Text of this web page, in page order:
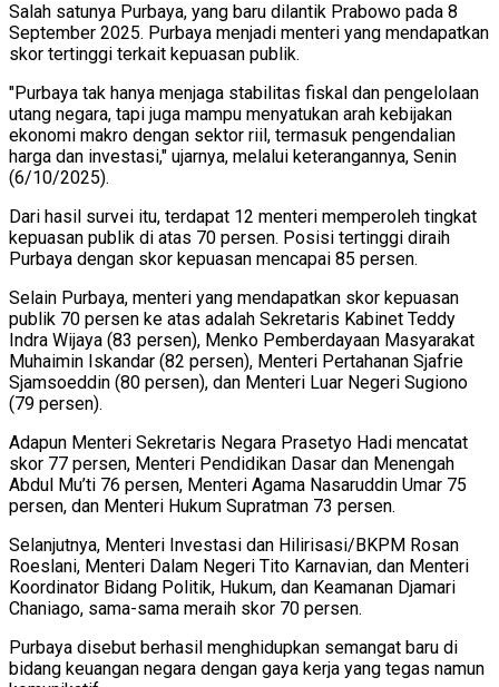
Salah satunya Purbaya, yang baru dilantik Prabowo pada 8
September 2025. Purbaya menjadi menteri yang mendapatkan
skor tertinggi terkait kepuasan publik.
"Purbaya tak hanya menjaga stabilitas fiskal dan pengelolaan
utang negara, tapi juga mampu menyatukan arah kebijakan
ekonomi makro dengan sektor riil, termasuk pengendalian
harga dan investasi," ujarnya, melalui keterangannya, Senin
(6/10/2025).
Dari hasil survei itu, terdapat 12 menteri memperoleh tingkat
kepuasan publik di atas 70 persen. Posisi tertinggi diraih
Purbaya dengan skor kepuasan mencapai 85 persen.
Selain Purbaya, menteri yang mendapatkan skor kepuasan
publik 70 persen ke atas adalah Sekretaris Kabinet Teddy
Indra Wijaya (83 persen), Menko Pemberdayaan Masyarakat
Muhaimin Iskandar (82 persen), Menteri Pertahanan Sjafrie
Sjamsoeddin (80 persen), dan Menteri Luar Negeri Sugiono
(79 persen).
Adapun Menteri Sekretaris Negara Prasetyo Hadi mencatat
skor 77 persen, Menteri Pendidikan Dasar dan Menengah
Abdul Mu’ti 76 persen, Menteri Agama Nasaruddin Umar 75
persen, dan Menteri Hukum Supratman 73 persen.
Selanjutnya, Menteri Investasi dan Hilirisasi/BKPM Rosan
Roeslani, Menteri Dalam Negeri Tito Karnavian, dan Menteri
Koordinator Bidang Politik, Hukum, dan Keamanan Djamari
Chaniago, sama-sama meraih skor 70 persen.
Purbaya disebut berhasil menghidupkan semangat baru di
bidang keuangan negara dengan gaya kerja yang tegas namun